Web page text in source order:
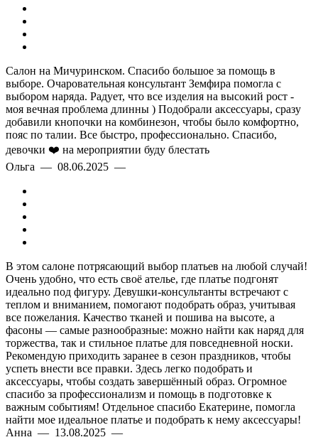
Салон на Мичуринском. Спасибо большое за помощь в
выборе. Очаровательная консультант Земфира помогла с
выбором наряда. Радует, что все изделия на высокий рост -
моя вечная проблема длинны ) Подобрали аксессуары, сразу
добавили кнопочки на комбинезон, чтобы было комфортно,
пояс по талии. Все быстро, профессионально. Спасибо,
девочки ❤️ на мероприятии буду блестать
Ольга — 08.06.2025 —
В этом салоне потрясающий выбор платьев на любой случай!
Очень удобно, что есть своё ателье, где платье подгонят
идеально под фигуру. Девушки-консультанты встречают с
теплом и вниманием, помогают подобрать образ, учитывая
все пожелания. Качество тканей и пошива на высоте, а
фасоны — самые разнообразные: можно найти как наряд для
торжества, так и стильное платье для повседневной носки.
Рекомендую приходить заранее в сезон праздников, чтобы
успеть внести все правки. Здесь легко подобрать и
аксессуары, чтобы создать завершённый образ. Огромное
спасибо за профессионализм и помощь в подготовке к
важным событиям! Отдельное спасибо Екатерине, помогла
найти мое идеальное платье и подобрать к нему аксессуары!
Анна — 13.08.2025 —